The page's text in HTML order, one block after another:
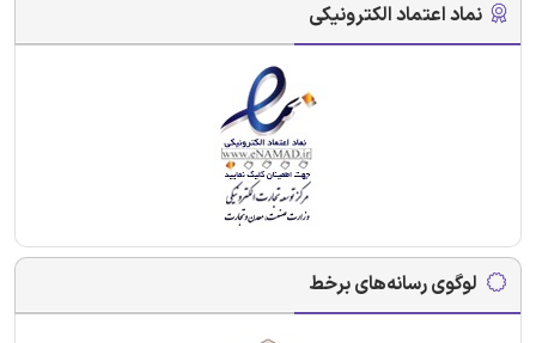
نماد اعتماد الکترونیکی
لوگوی رسانه‌های برخط